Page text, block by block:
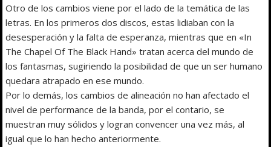
Otro de los cambios viene por el lado de la temática de las
letras. En los primeros dos discos, estas lidiaban con la
desesperación y la falta de esperanza, mientras que en «In
The Chapel Of The Black Hand» tratan acerca del mundo de
los fantasmas, sugiriendo la posibilidad de que un ser humano
quedara atrapado en ese mundo.
Por lo demás, los cambios de alineación no han afectado el
nivel de performance de la banda, por el contario, se
muestran muy sólidos y logran convencer una vez más, al
igual que lo han hecho anteriormente.